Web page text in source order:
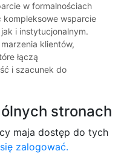
w formalnościach
wsparcie
i instytucjonalnym.
klientów,
łączą
i szacunek do
stronach
maja dostęp do tych
zalogować.